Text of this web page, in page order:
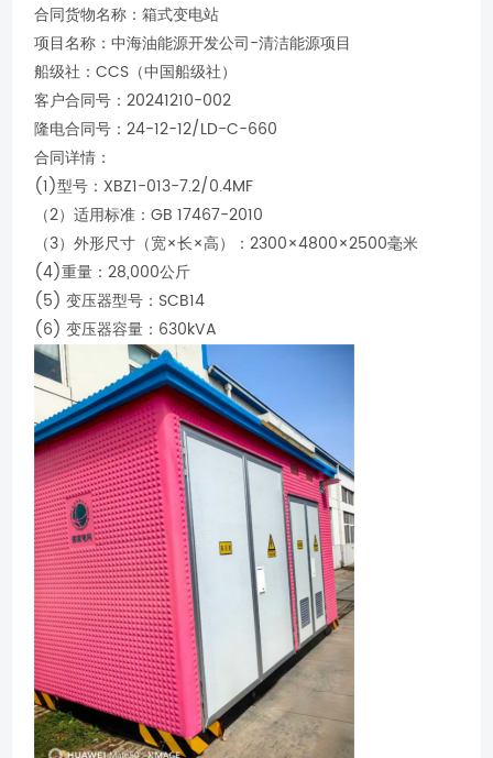
合同货物名称：箱式变电站
项目名称：中海油能源开发公司-清洁能源项目
船级社：CCS（中国船级社）
客户合同号：20241210-002
隆电合同号：24-12-12/LD-C-660
合同详情：
(1)型号：XBZ1-013-7.2/0.4MF
（2）适用标准：GB 17467-2010
（3）外形尺寸（宽×长×高）：2300×4800×2500毫米
(4)重量：28,000公斤
(5) 变压器型号：SCB14
(6) 变压器容量：630kVA